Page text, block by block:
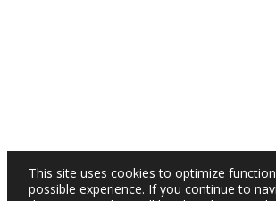
This site uses cookies to optimize
possible experience. If you continue to